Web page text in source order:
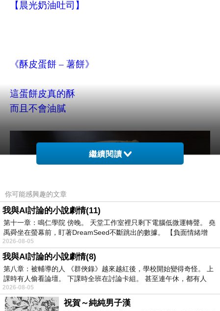
【 晨光奶油吐司 】
《酥皮蛋餅 – 薯餅》
這蛋餅皮真的酥
而且不會油膩
繼續閱讀
你可能感興趣的文章
我與AI討論的小說劇情(11)
第十一章：鳴仁學院 傍晚。 天堂工作室裡只剩下電腦低微運轉聲。 堯
禹舜坐在螢幕前，盯著DreamSeed不斷跳出的數據。 【負面情緒增
2026-08-05
我與AI討論的小說劇情(8)
第八章：被輔導的人 《群俠錄》越來越紅後，學校開始變得奇怪。 上
課時有人偷看論壇。 下課時全班在討論卡組。 甚至連午休，都有人
2026-08-05
祝賀～純純男子漢